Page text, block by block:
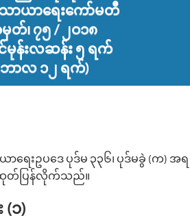
ာယာ‌ရေး‌ကော်မတီ
တ်၊ ၇၅ / ၂ဝ၁၈
မုန်းလဆန်း ၅ ရက်
ဘာလ ၁၂ ရက်)
းဥပဒေ ပုဒ်မ ၃၃၆၊ ပုဒ်မခွဲ (က) အ
ထုတ်ပြန်လိုက်သည်။
(၁)